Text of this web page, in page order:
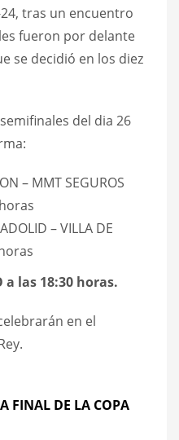
tras un encuentro
fueron por delante
se decidió en los diez
del dia 26
– MMT SEGUROS
– VILLA DE
a las 18:30 horas.
en el
FINAL DE LA COPA